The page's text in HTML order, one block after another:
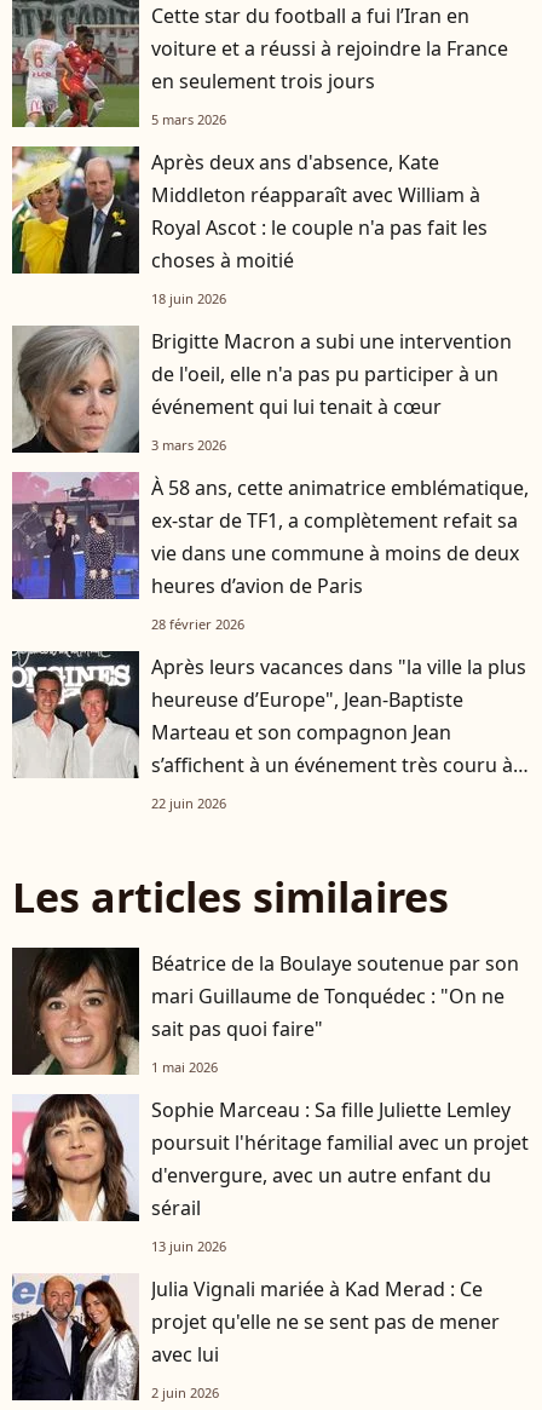
Cette star du football a fui l’Iran en
voiture et a réussi à rejoindre la France
en seulement trois jours
5 mars 2026
Après deux ans d'absence, Kate
Middleton réapparaît avec William à
Royal Ascot : le couple n'a pas fait les
choses à moitié
18 juin 2026
Brigitte Macron a subi une intervention
de l'oeil, elle n'a pas pu participer à un
événement qui lui tenait à cœur
3 mars 2026
À 58 ans, cette animatrice emblématique,
ex-star de TF1, a complètement refait sa
vie dans une commune à moins de deux
heures d’avion de Paris
28 février 2026
Après leurs vacances dans "la ville la plus
heureuse d’Europe", Jean-Baptiste
Marteau et son compagnon Jean
s’affichent à un événement très couru à
Paris
22 juin 2026
Les articles similaires
Béatrice de la Boulaye soutenue par son
mari Guillaume de Tonquédec : "On ne
sait pas quoi faire"
1 mai 2026
Sophie Marceau : Sa fille Juliette Lemley
poursuit l'héritage familial avec un projet
d'envergure, avec un autre enfant du
sérail
13 juin 2026
Julia Vignali mariée à Kad Merad : Ce
projet qu'elle ne se sent pas de mener
avec lui
2 juin 2026